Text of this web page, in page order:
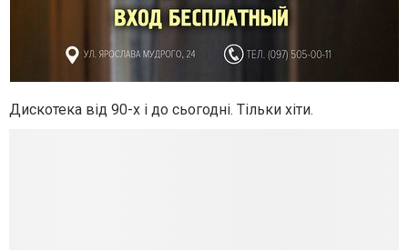
Дискотека від 90-х і до сьогодні. Тільки хіти.